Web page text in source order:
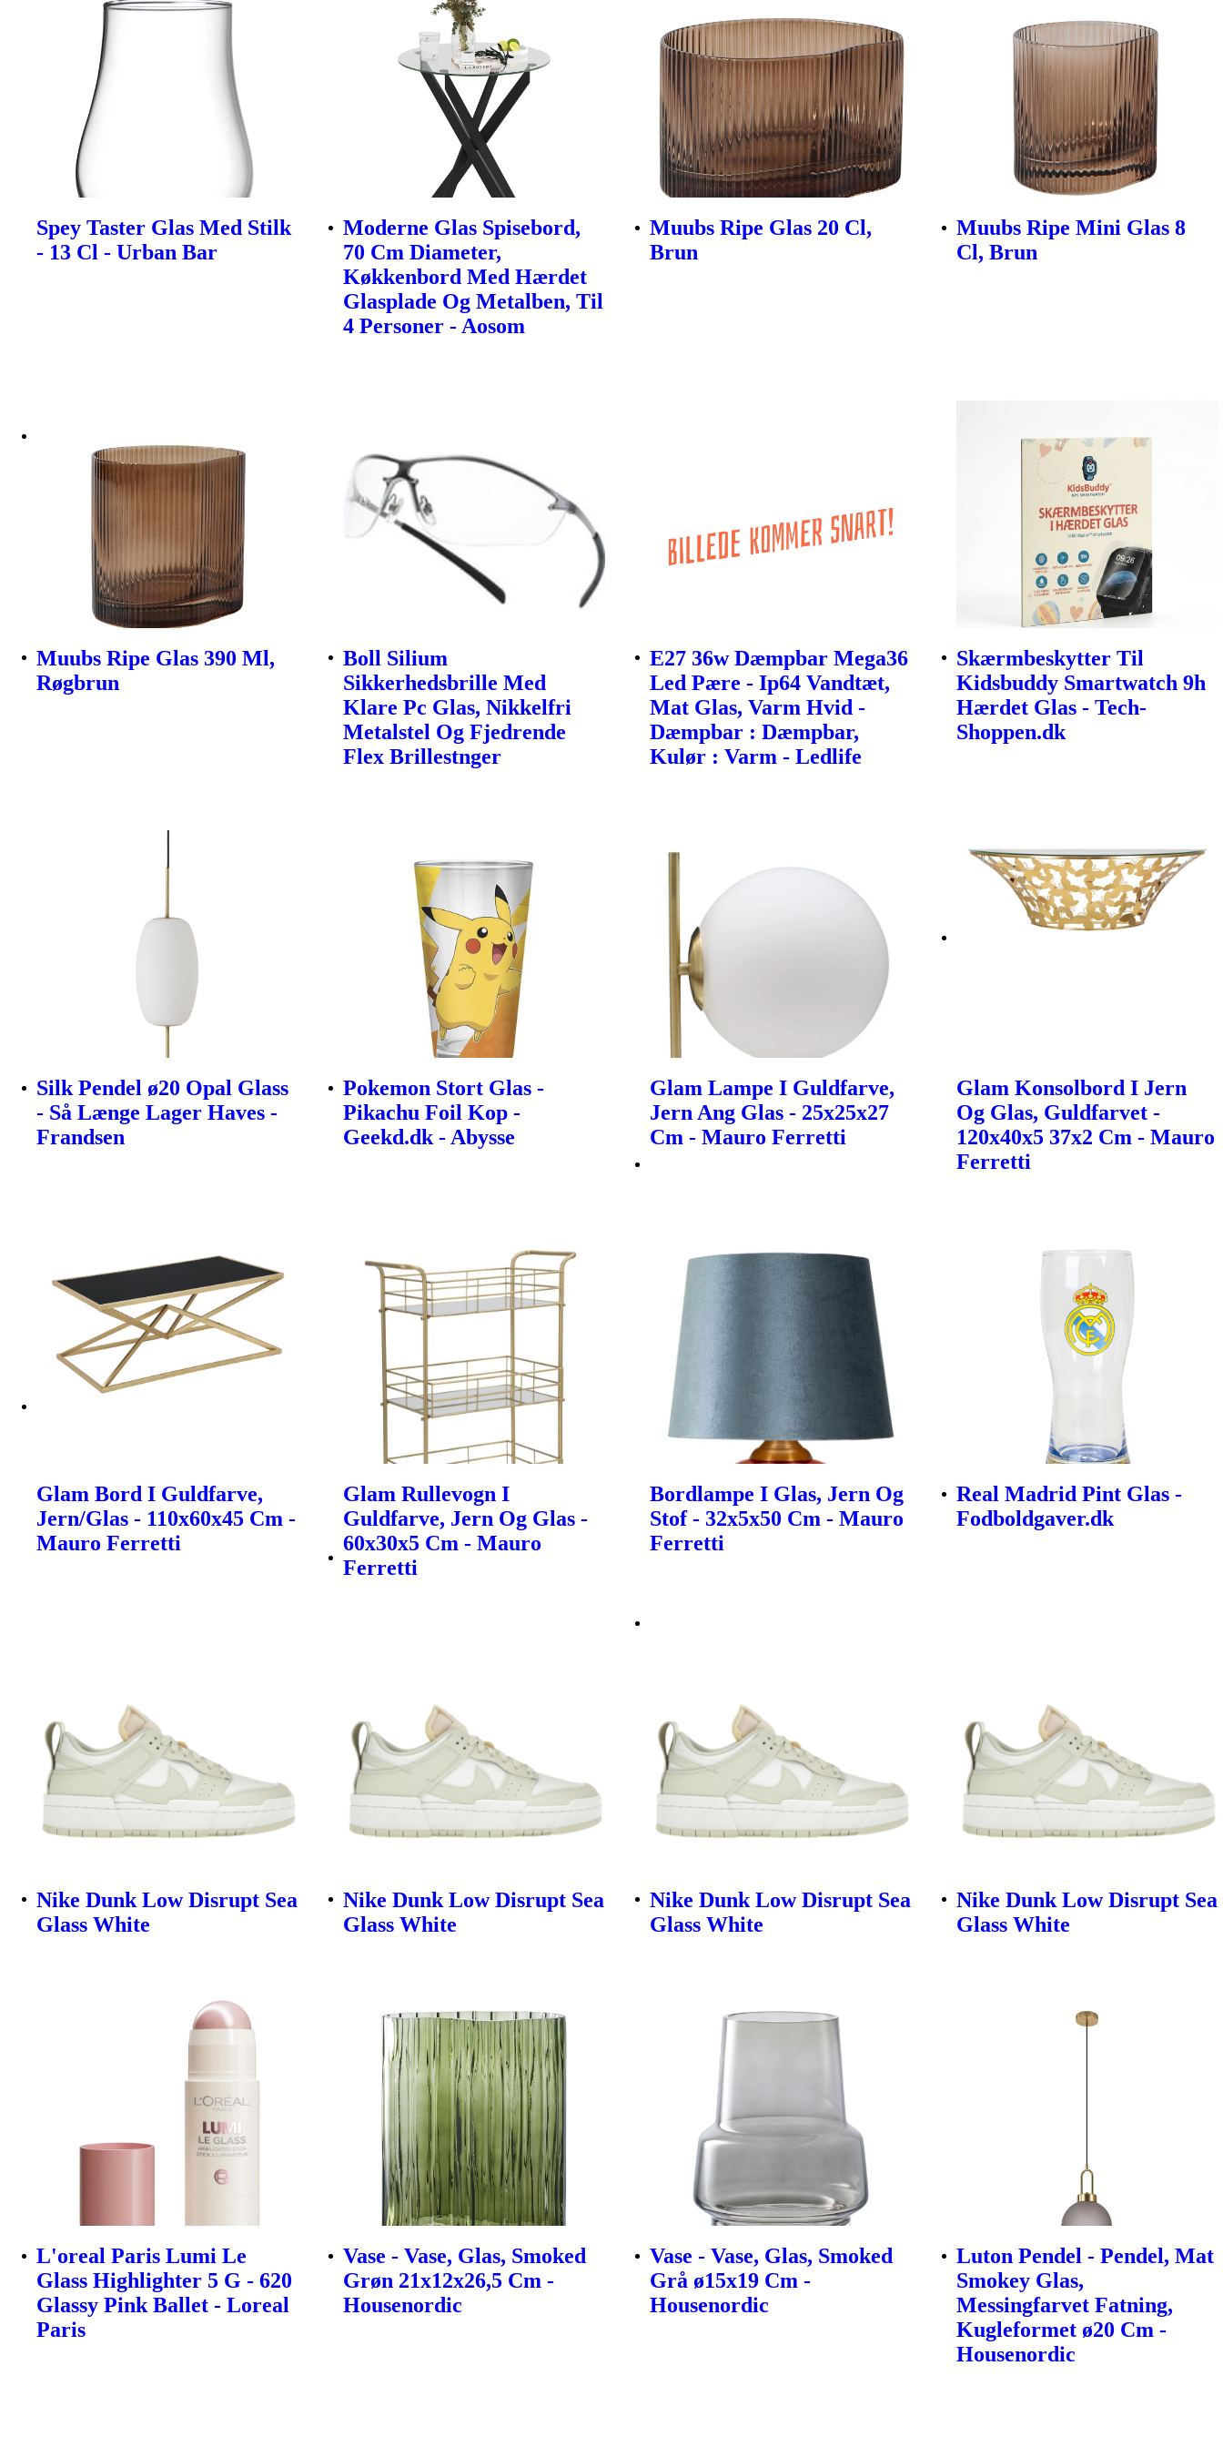
Spey Taster Glas Med Stilk
- 13 Cl - Urban Bar
Moderne Glas Spisebord,
70 Cm Diameter,
Køkkenbord Med Hærdet
Glasplade Og Metalben, Til
4 Personer - Aosom
Muubs Ripe Glas 20 Cl,
Brun
Muubs Ripe Mini Glas 8
Cl, Brun
Muubs Ripe Glas 390 Ml,
Røgbrun
Boll Silium
Sikkerhedsbrille Med
Klare Pc Glas, Nikkelfri
Metalstel Og Fjedrende
Flex Brillestnger
E27 36w Dæmpbar Mega36
Led Pære - Ip64 Vandtæt,
Mat Glas, Varm Hvid -
Dæmpbar : Dæmpbar,
Kulør : Varm - Ledlife
Skærmbeskytter Til
Kidsbuddy Smartwatch 9h
Hærdet Glas - Tech-
Shoppen.dk
Silk Pendel ø20 Opal Glass
- Så Længe Lager Haves -
Frandsen
Pokemon Stort Glas -
Pikachu Foil Kop -
Geekd.dk - Abysse
Glam Lampe I Guldfarve,
Jern Ang Glas - 25x25x27
Cm - Mauro Ferretti
Glam Konsolbord I Jern
Og Glas, Guldfarvet -
120x40x5 37x2 Cm - Mauro
Ferretti
Glam Bord I Guldfarve,
Jern/Glas - 110x60x45 Cm -
Mauro Ferretti
Glam Rullevogn I
Guldfarve, Jern Og Glas -
60x30x5 Cm - Mauro
Ferretti
Bordlampe I Glas, Jern Og
Stof - 32x5x50 Cm - Mauro
Ferretti
Real Madrid Pint Glas -
Fodboldgaver.dk
Nike Dunk Low Disrupt Sea
Glass White
Nike Dunk Low Disrupt Sea
Glass White
Nike Dunk Low Disrupt Sea
Glass White
Nike Dunk Low Disrupt Sea
Glass White
L'oreal Paris Lumi Le
Glass Highlighter 5 G - 620
Glassy Pink Ballet - Loreal
Paris
Vase - Vase, Glas, Smoked
Grøn 21x12x26,5 Cm -
Housenordic
Vase - Vase, Glas, Smoked
Grå ø15x19 Cm -
Housenordic
Luton Pendel - Pendel, Mat
Smokey Glas,
Messingfarvet Fatning,
Kugleformet ø20 Cm -
Housenordic